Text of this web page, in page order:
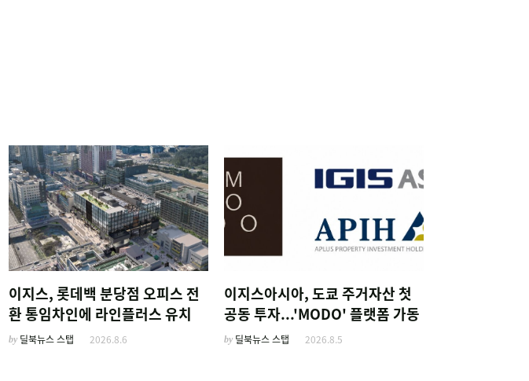
이지스, 롯데백 분당점 오피스 전
환 통임차인에 라인플러스 유치
by 딜북뉴스 스탭 2026.8.6
이지스아시아, 도쿄 주거자산 첫
공동 투자...'MODO' 플랫폼 가동
by 딜북뉴스 스탭 2026.8.5